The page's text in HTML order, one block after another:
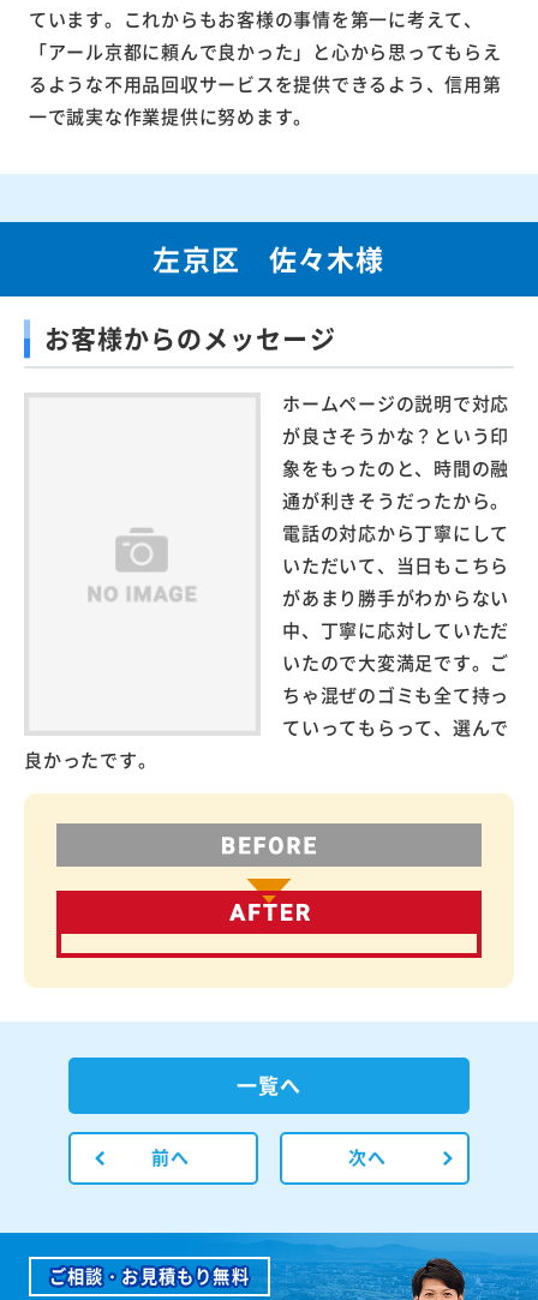
ています。これからもお客様の事情を第一に考えて、
「アール京都に頼んで良かった」と心から思ってもらえ
るような不用品回収サービスを提供できるよう、信用第
一で誠実な作業提供に努めます。
左京区 佐々木様
お客様からのメッセージ
ホームページの説明で対応
が良さそうかな？という印
象をもったのと、時間の融
通が利きそうだったから。
電話の対応から丁寧にして
いただいて、当日もこちら
があまり勝手がわからない
中、丁寧に応対していただ
いたので大変満足です。ご
ちゃ混ぜのゴミも全て持っ
ていってもらって、選んで
良かったです。
前へ
一覧へ
次へ
ご相談・お見積もり無料